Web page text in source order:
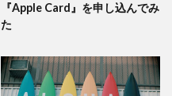
『Apple Card』を申し込んでみ
た